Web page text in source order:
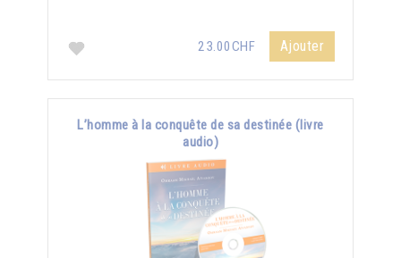
23.00CHF Ajouter
L’homme à la conquête de sa destinée (livre
audio)